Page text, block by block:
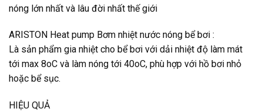
nóng lớn nhất và lâu đời nhất thế giới
ARISTON Heat pump Bơm nhiệt nước nóng bể bơi :
Là sản phẩm gia nhiệt cho bể bơi với dải nhiệt độ làm mát
tới max 8oC và làm nóng tới 40oC, phù hợp với hồ bơi nhỏ
hoặc bể sục.
HIỆU QUẢ